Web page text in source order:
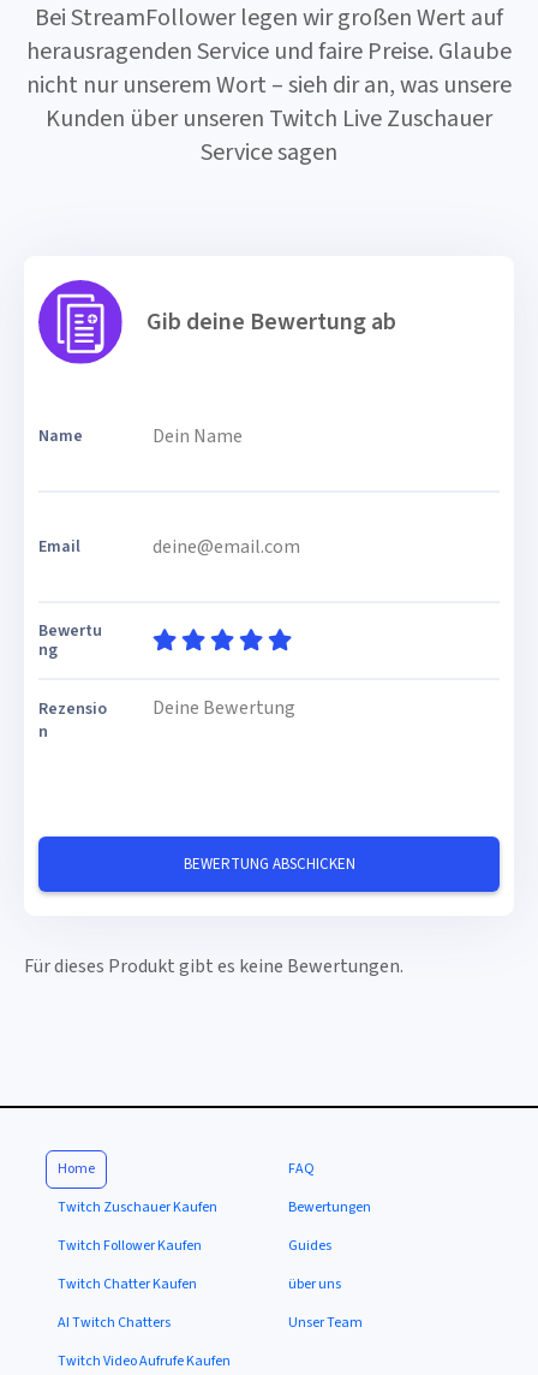
Bei StreamFollower legen wir großen Wert auf
herausragenden Service und faire Preise. Glaube
nicht nur unserem Wort – sieh dir an, was unsere
Kunden über unseren Twitch Live Zuschauer
Service sagen
Gib deine Bewertung ab
Name
Email
Bewertu
ng
Rezensio
n
Für dieses Produkt gibt es keine Bewertungen.
Home
Twitch Zuschauer Kaufen
Twitch Follower Kaufen
Twitch Chatter Kaufen
AI Twitch Chatters
Twitch Video Aufrufe Kaufen
FAQ
Bewertungen
Guides
über uns
Unser Team